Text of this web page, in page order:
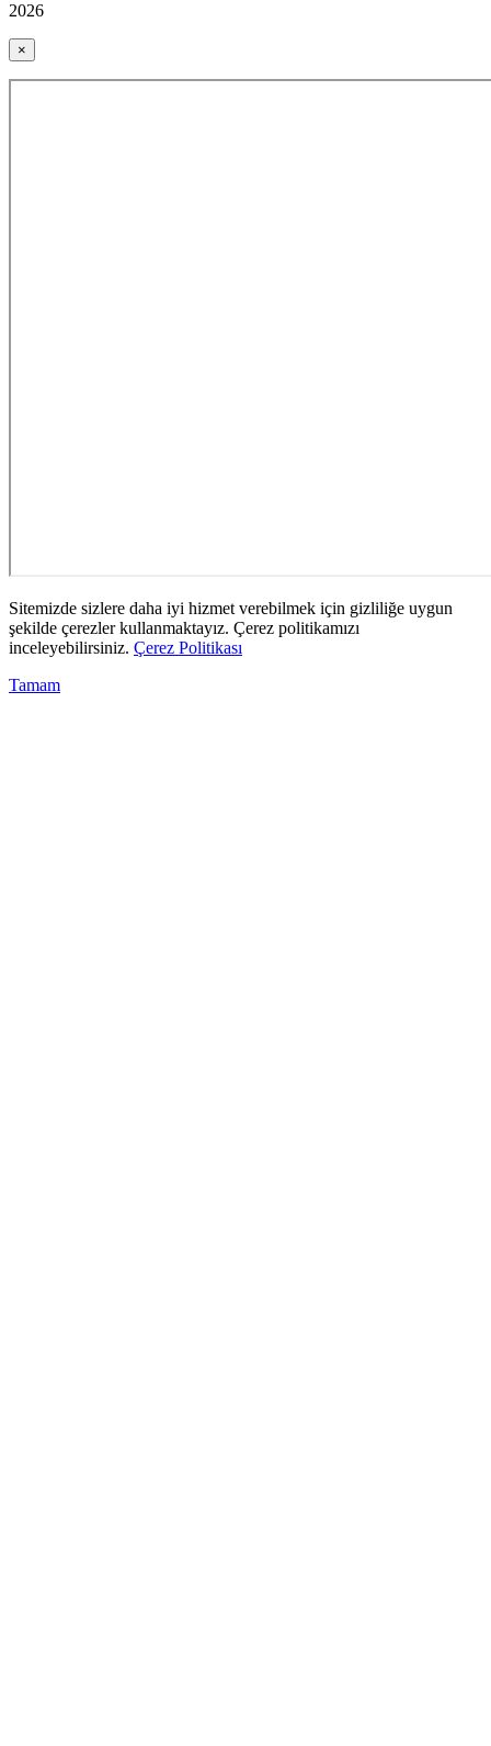
2026
×
Sitemizde sizlere daha iyi hizmet verebilmek için gizliliğe uygun
şekilde çerezler kullanmaktayız. Çerez politikamızı
inceleyebilirsiniz. Çerez Politikası
Tamam